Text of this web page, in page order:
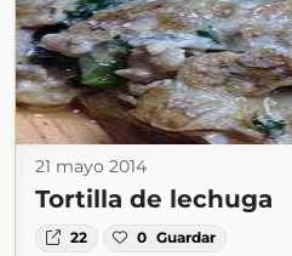
21 mayo 2014
Tortilla de lechuga
22 0 Guardar